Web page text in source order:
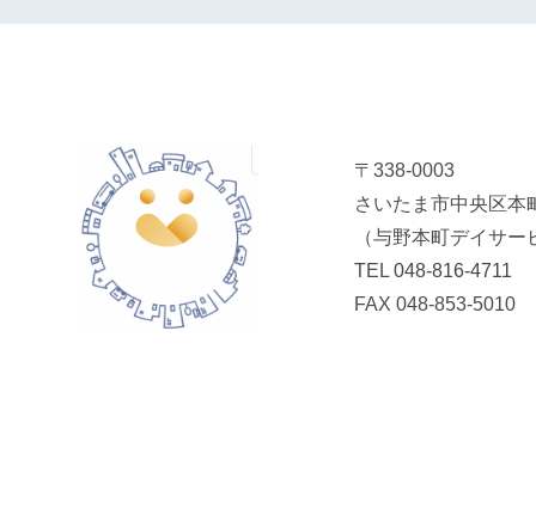
〒338-0003
さいたま市中央区本
（与野本町デイサ
TEL048-816-4711
FAX 048-853-5010